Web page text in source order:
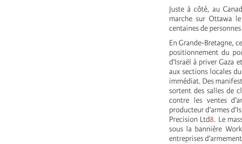
Juste à côté, au
marche sur Ottawa
centaines de
En Grande-Bretagne,
positionnement du
d’Israël à priver Gaza
aux sections locales
immédiat. Des
sortent des salles de
contre les ventes
producteur d’armes
Precision Ltd8. Le
sous la bannière
entreprises